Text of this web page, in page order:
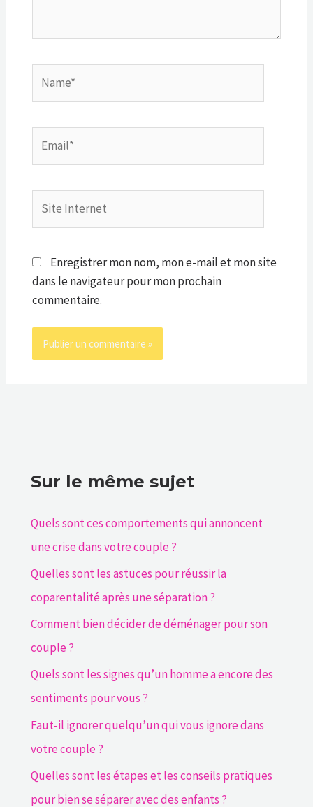
Internet
Enregistrer mon nom, mon e-mail et mon site
dans le navigateur pour mon prochain
commentaire.
Sur le même sujet
Quels sont ces comportements qui annoncent
une crise dans votre couple ?
Quelles sont les astuces pour réussir la
coparentalité après une séparation ?
Comment bien décider de déménager pour son
couple ?
Quels sont les signes qu’un homme a encore des
sentiments pour vous ?
Faut-il ignorer quelqu’un qui vous ignore dans
votre couple ?
Quelles sont les étapes et les conseils pratiques
pour bien se séparer avec des enfants ?